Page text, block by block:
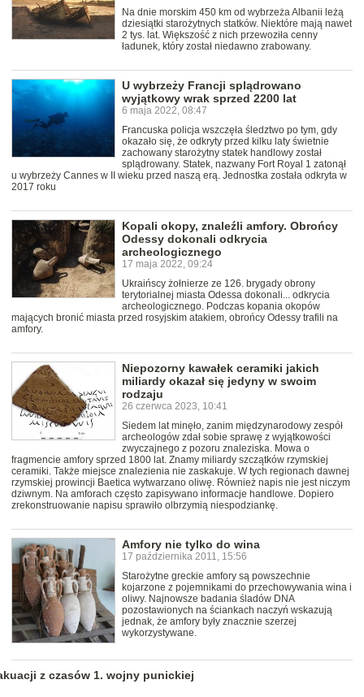
Na dnie morskim 450 km od wybrzeża Albanii leżą
dziesiątki starożytnych statków. Niektóre mają nawet
2 tys. lat. Większość z nich przewoziła cenny
ładunek, który został niedawno zrabowany.
U wybrzeży Francji splądrowano
wyjątkowy wrak sprzed 2200 lat
6 maja 2022, 08:47
Francuska policja wszczęła śledztwo po tym, gdy
okazało się, że odkryty przed kilku laty świetnie
zachowany starożytny statek handlowy został
splądrowany. Statek, nazwany Fort Royal 1 zatonął
u wybrzeży Cannes w II wieku przed naszą erą. Jednostka została odkryta w
2017 roku
Kopali okopy, znaleźli amfory. Obrońcy
Odessy dokonali odkrycia
archeologicznego
17 maja 2022, 09:24
Ukraińscy żołnierze ze 126. brygady obrony
terytorialnej miasta Odessa dokonali... odkrycia
archeologicznego. Podczas kopania okopów
mających bronić miasta przed rosyjskim atakiem, obrońcy Odessy trafili na
amfory.
Niepozorny kawałek ceramiki jakich
miliardy okazał się jedyny w swoim
rodzaju
26 czerwca 2023, 10:41
Siedem lat minęło, zanim międzynarodowy zespół
archeologów zdał sobie sprawę z wyjątkowości
zwyczajnego z pozoru znaleziska. Mowa o
fragmencie amfory sprzed 1800 lat. Znamy miliardy szczątków rzymskiej
ceramiki. Także miejsce znalezienia nie zaskakuje. W tych regionach dawnej
rzymskiej prowincji Baetica wytwarzano oliwę. Również napis nie jest niczym
dziwnym. Na amforach często zapisywano informacje handlowe. Dopiero
zrekonstruowanie napisu sprawiło olbrzymią niespodziankę.
Amfory nie tylko do wina
17 października 2011, 15:56
Starożytne greckie amfory są powszechnie
kojarzone z pojemnikami do przechowywania wina i
oliwy. Najnowsze badania śladów DNA
pozostawionych na ściankach naczyń wskazują
jednak, że amfory były znacznie szerzej
wykorzystywane.
z czasów 1. wojny punickiej